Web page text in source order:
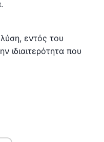
εντός του
ιδιαιτερότητα που